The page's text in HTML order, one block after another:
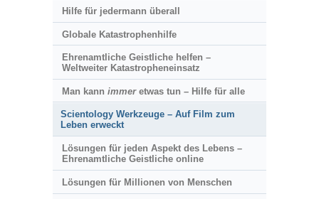
Hilfe für jedermann überall
Globale Katastrophenhilfe
Ehrenamtliche Geistliche helfen –
Weltweiter Katastropheneinsatz
Man kann immeretwas tun – Hilfe für alle
Scientology Werkzeuge – Auf Film zum
Leben erweckt
Lösungen für jeden Aspekt des Lebens –
Ehrenamtliche Geistliche online
Lösungen für Millionen von Menschen